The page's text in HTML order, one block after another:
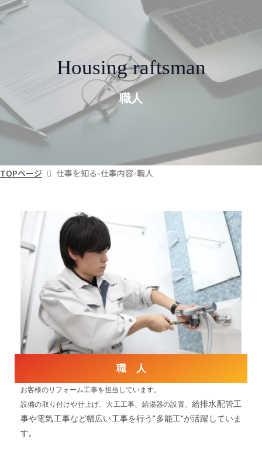
内
容
プ
Housingraftsman
職人
TOPページ 仕事を知る-仕事内容-職人
職 人
お客様のリフォーム工事を担当しています。
設備の取り付けや仕上げ、大工工事、給湯器の設置、 給排水配管工
事や電気工事など幅広い工事を行う”多能工”が活躍していま
す 。